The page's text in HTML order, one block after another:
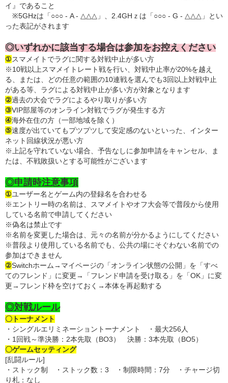
イ』であること
※5GHzは「○○○ - A - △△△」、2.4GHｚは「○○○ - G - △△△」とい
った表記がされます
◎いずれかに該当する場合は参加をお控えください
①スマメイトでラグに関する対戦中止が多い方
※10戦以上スマメイトレート戦を行い、対戦中止率が20%を越え
る、または、どの任意の範囲の10連戦を選んでも3回以上対戦中止
がある等、ラグによる対戦中止が多い方が対象となります
②過去の大会でラグによるやり取りが多い方
③VIP部屋等のオンライン対戦でラグが発生する方
④海外在住の方（一部地域を除く）
⑤速度が出ていてもプツプツして安定感のないといった、インター
ネット回線状況が悪い方
※上記を守れていない場合、予告なしに参加申請をキャンセル、ま
たは、不戦敗扱いとする可能性がございます
◎申請時注意事項
①ユーザー名とゲーム内の登録名を合わせる
※エントリー時の名前は、スマメイトやオフ大会等で普段から使用
している名前で申請してください
※偽名は禁止です
※名前を変更した場合は、元々の名前が分かるようにしてください
※普段より使用している名前でも、公共の場にそぐわない名前での
参加はできません
②Switchホーム→マイページの「オンライン状態の公開」を「すべ
てのフレンド」に変更→「フレンド申請を受け取る」を「OK」に変
更→フレンド枠を空けておく→本体を再起動する
◎対戦ルール
〇トーナメント
・シングルエリミネーショントーナメント ・最大256人
・1回戦～準決勝：2本先取（BO3） 決勝：3本先取（BO5）
〇ゲームセッティング
[乱闘ルール]
・ストック制 ・ストック数：3 ・制限時間：7分 ・チャージ切
り札：なし